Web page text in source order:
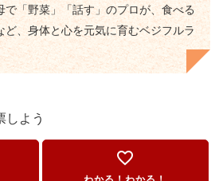
で「野菜」「話す」のプロが、食べる
、身体と心を元気に育むベジフルラ
しよう
favorite_border